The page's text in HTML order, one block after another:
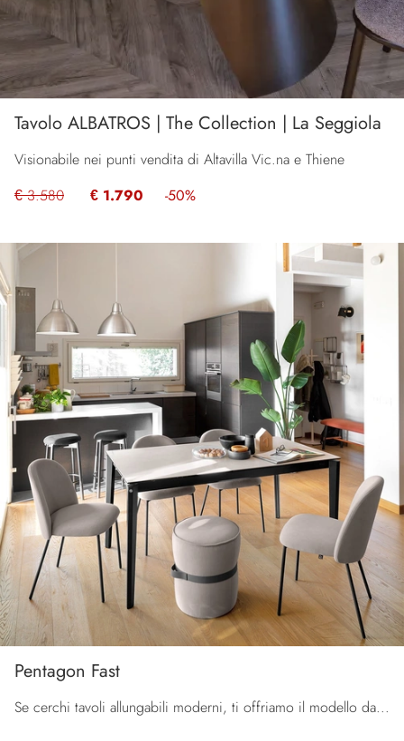
Tavolo ALBATROS | The Collection | La Seggiola
Visionabile nei punti vendita di Altavilla Vic.na e Thiene
€ 3.580
€ 1.790 -50%
Pentagon Fast
Se cerchi tavoli allungabili moderni, ti offriamo il modello da cucina in ceramica Pentagon Fast dell'azienda Connubia.